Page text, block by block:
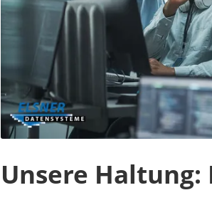
Unsere Haltung: